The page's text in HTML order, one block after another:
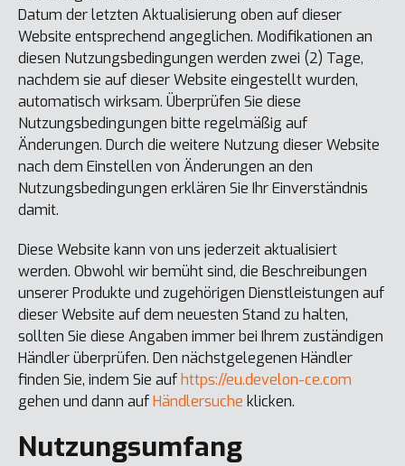
Datum der letzten Aktualisierung oben auf dieser
Website entsprechend angeglichen. Modifikationen an
diesen Nutzungsbedingungen werden zwei (2) Tage,
nachdem sie auf dieser Website eingestellt wurden,
automatisch wirksam. Überprüfen Sie diese
Nutzungsbedingungen bitte regelmäßig auf
Änderungen. Durch die weitere Nutzung dieser Website
nach dem Einstellen von Änderungen an den
Nutzungsbedingungen erklären Sie Ihr Einverständnis
damit.
Diese Website kann von uns jederzeit aktualisiert
werden. Obwohl wir bemüht sind, die Beschreibungen
unserer Produkte und zugehörigen Dienstleistungen auf
dieser Website auf dem neuesten Stand zu halten,
sollten Sie diese Angaben immer bei Ihrem zuständigen
Händler überprüfen. Den nächstgelegenen Händler
finden Sie, indem Sie auf https://eu.develon-ce.com
gehen und dann aufHändlersuche klicken.
Nutzungsumfang